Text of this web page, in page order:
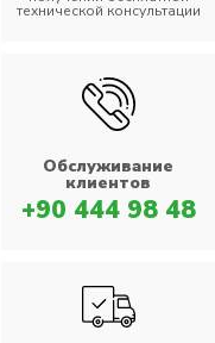
технической консультации
Обслуживание
клиентов
+90 444 98 48